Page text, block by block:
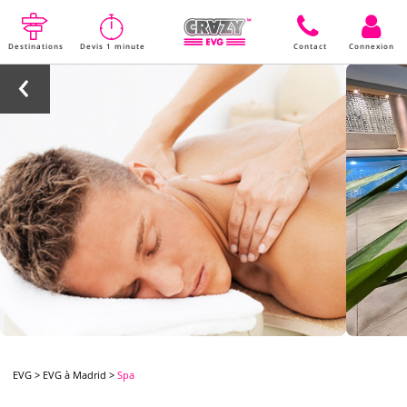
Destinations Devis 1 minute Contact Connexion
EVG > EVG à Madrid >Spa